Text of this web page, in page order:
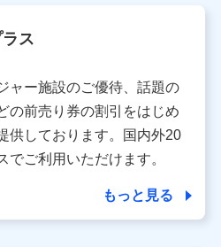
る行動原則を順守します 。
ュボードの「第三者提供の
らず、共同利用する場合があ
はないお客さま（2019年12
ントクラブ会員であったこと
関する、2019年12月10日以
、こちら の利用目的の範囲内
ス
ャー施設のご優待、話題の
の前売り券の割引をはじめ
供しております。国内外20
でご利用いただけます。
もっと見る